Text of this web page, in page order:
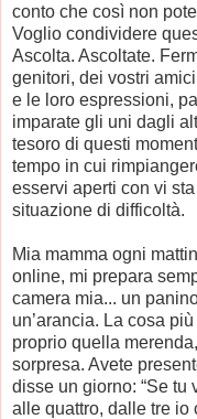
conto che così non
Voglio condividere
Ascolta. Ascoltate.
genitori, dei vostri
e le loro espressioni,
imparate gli uni dagli
tesoro di questi
tempo in cui
esservi aperti con vi
situazione di difficoltà.
Mia mamma ogni
online, mi prepara
camera mia... un
un’arancia. La cosa
proprio quella
sorpresa. Avete
disse un giorno: “Se tu
alle quattro, dalle tre io